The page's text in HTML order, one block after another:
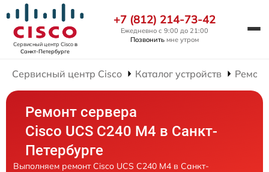
Сервисный центр Ciscoв
Санкт-Петербурге
+7 (812) 214-73-42
Ежедневно с 9:00 до 21:00
Позвонить мне утром
Сервисный центр Cisco Каталог устройств
Ремонт сервера
Cisco UCS C240 M4 в Санкт-
Петербурге
Выполняем ремонт Cisco UCS C240 M4 в Санкт-